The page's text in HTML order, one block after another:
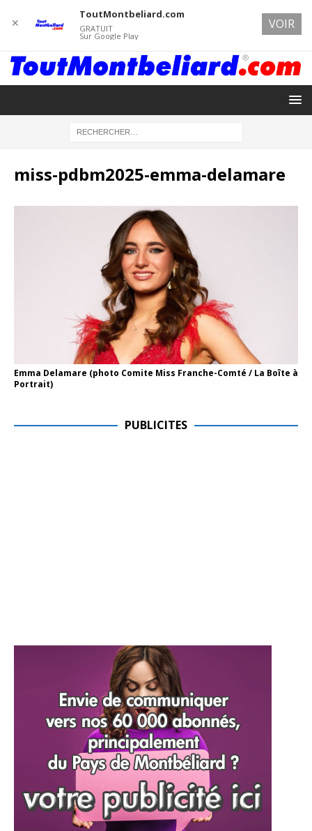
miss-pdbm2025-emma-delamare
Emma Delamare (photo Comite Miss Franche-Comté / La Boîte à
Portrait)
PUBLICITES
✕
ToutMontbeliard.com
GRATUIT
Sur Google Play
VOIR